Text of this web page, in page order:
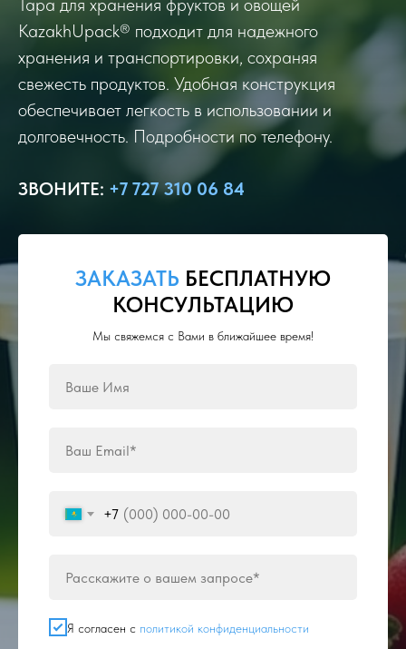
Тара для хранения фруктов и овощей
KazakhUpack® подходит для надежного
хранения и транспортировки, сохраняя
свежесть продуктов. Удобная конструкция
обеспечивает легкость в использовании и
долговечность. Подробности по телефону.
ЗВОНИТЕ: +7 727 310 06 84
ЗАКАЗАТЬ БЕСПЛАТНУЮ
КОНСУЛЬТАЦИЮ
Мы свяжемся с Вами в ближайшее время!
+7
Я согласен с политикой конфиденциальности